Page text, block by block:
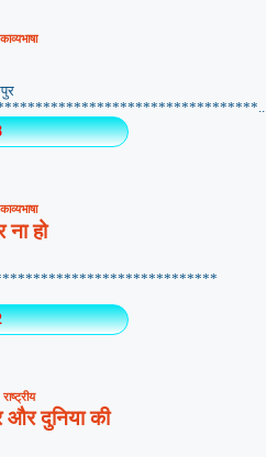
काव्यभाषा
काव्यभाषा
ना हो
राष्ट्रीय
दुनिया की